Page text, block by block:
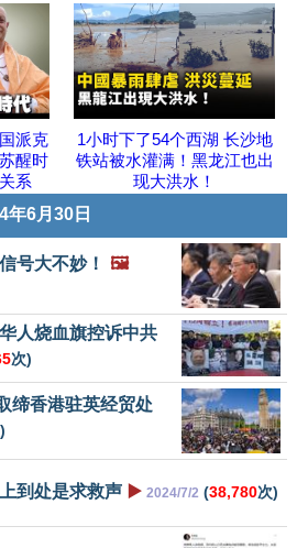
派克
醒时
系
1小时下了54个西湖 长沙地
铁站被水灌满！黑龙江也出
现大洪水！
年6月30日
号大不妙！ 🖼️
人烧血旗控诉中共
次)
缔香港驻英经贸处
到处是求救声 ▶️ 2024/7/2 (38,780次)